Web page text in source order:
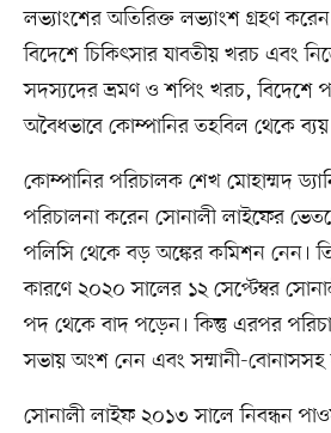
লভ্যাংশের অতিরিক্ত লভ্যাংশ গ্রহণ
বিদেশে চিকিৎসার যাবতীয় খরচ এবং
সদস্যদের ভ্রমণ ও শপিং খরচ, বিদেশে
অবৈধভাবে কোম্পানির তহবিল থেকে
কোম্পানির পরিচালক শেখ মোহাম্মদ
পরিচালনা করেন সোনালী লাইফের
পলিসি থেকে বড় অঙ্কের কমিশন নেন।
কারণে ২০২০ সালের ১২ সেপ্টেম্বর
পদ থেকে বাদ পড়েন। কিন্তু এরপর
সভায় অংশ নেন এবং সম্মানী-
সোনালী লাইফ ২০১৩ সালে নিবন্ধন